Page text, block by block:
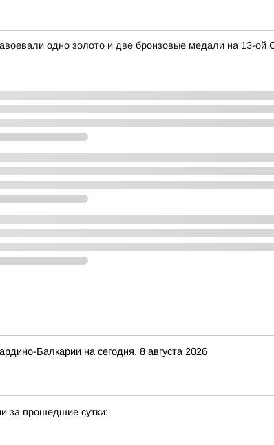
одно золото и две бронзовые медали на 13-ой
Балкарии на сегодня, 8 августа 2026
за прошедшие сутки: